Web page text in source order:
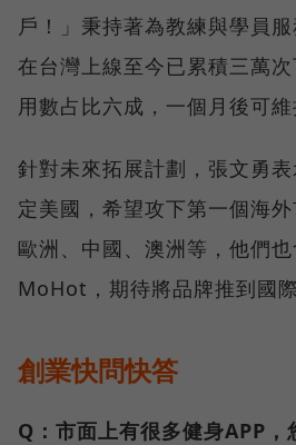
戶！」秉持著為教練與學員
在台灣上線至今已累積三萬
用數占比六成，一個月後可維
針對未來拓展計劃，張文勇
定美國，希望攻下第一個海
歐洲、中國、澳洲等，他們
MoHot，期待將品牌推到國際
創業快問快答
Q：市面上有很多健身APP，